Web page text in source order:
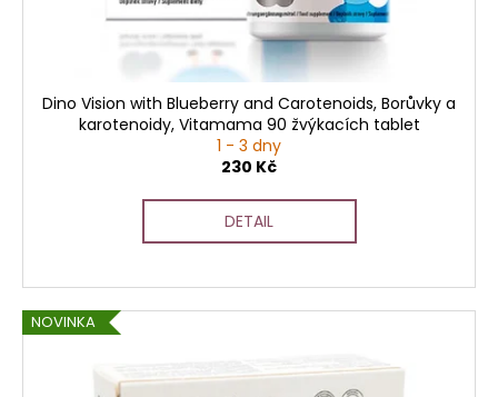
Dino Vision with Blueberry and Carotenoids, Borůvky a
karotenoidy, Vitamama 90 žvýkacích tablet
1 - 3 dny
230 Kč
DETAIL
NOVINKA